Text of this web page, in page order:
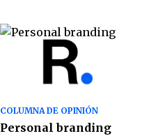
COLUMNA DE OPINIÓN
Personal branding